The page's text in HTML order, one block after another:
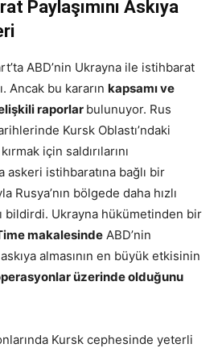
Paylaşımını Askıya
ABD’nin Ukrayna ile istihbarat
Ancak bu kararın kapsamı ve
raporlar bulunuyor. Rus
Kursk Oblastı’ndaki
için saldırılarını
askeri istihbaratına bağlı bir
Rusya’nın bölgede daha hızlı
bildirdi. Ukrayna hükümetinden bir
makalesinde ABD’nin
almasının en büyük etkisinin
üzerinde olduğunu
Kursk cephesinde yeterli